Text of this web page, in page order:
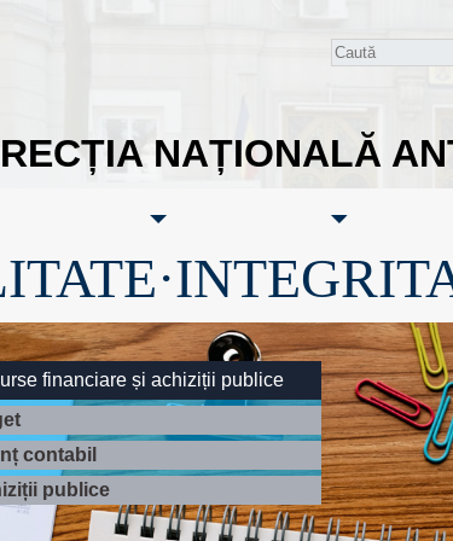
NAȚIONALĂ
financiare și achiziții publice
contabil
publice